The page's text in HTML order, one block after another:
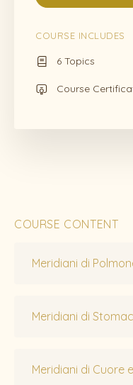
COURSE CONTENT
Meridiani di
Meridiani di
Meridiani di Cuore
COURSE INCLUDES
6 Topics
Course